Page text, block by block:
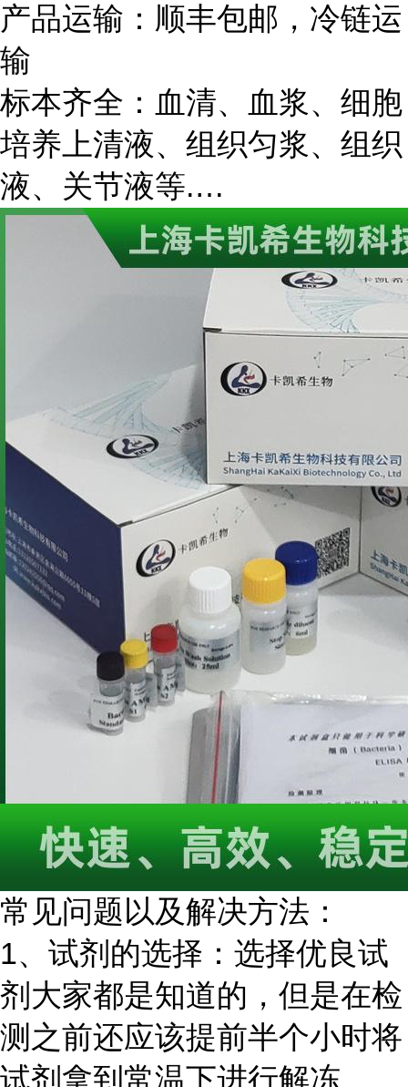
产品运输：顺丰包邮， 冷链运
输
标本齐全：血清、血浆、细胞
培养上清液、组织匀浆、组织
液、关节液等.…
常见问题以及解决方法：
1、试剂的选择：选择优良试
剂大家都是知道的，但是在检
测之前还应该提前半个小时将
试剂拿到常温下进行解冻